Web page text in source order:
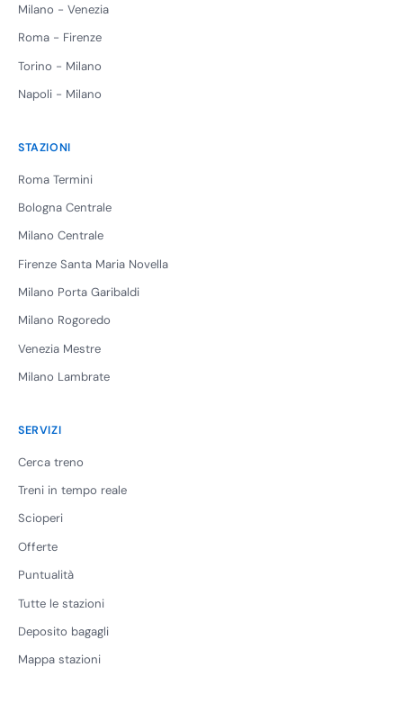
Milano - Venezia
Roma - Firenze
Torino - Milano
Napoli - Milano
STAZIONI
Roma Termini
Bologna Centrale
Milano Centrale
Firenze Santa Maria Novella
Milano Porta Garibaldi
Milano Rogoredo
Venezia Mestre
Milano Lambrate
SERVIZI
Cerca treno
Treni in tempo reale
Scioperi
Offerte
Puntualità
Tutte le stazioni
Deposito bagagli
Mappa stazioni